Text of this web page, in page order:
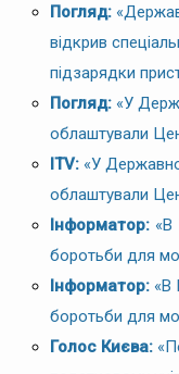
Погляд:
відкрив
підзарядки
Погляд: «У
облаштували
ITV: «У
облаштували
Інформатор: «В
боротьби для
Інформатор: «В
боротьби для
Голос Києва: